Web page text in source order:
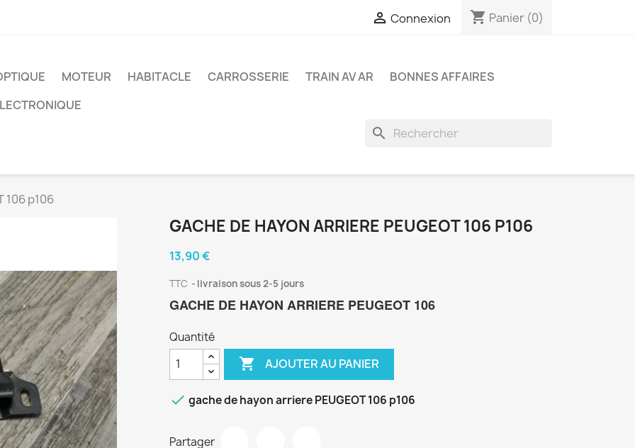
 Connexion shopping_cart Panier (0)
MOTEUR HABITACLE CARROSSERIE TRAIN AV AR
BONNES AFFAIRES
search
106 p106
GACHE DE HAYON ARRIERE PEUGEOT 106 P106
13,90 €
TTC livraison sous 2-5 jours
GACHE DE HAYON ARRIERE PEUGEOT 106
Quantité
 AJOUTER AU PANIER
 gache de hayon arriere PEUGEOT 106 p106
Partager